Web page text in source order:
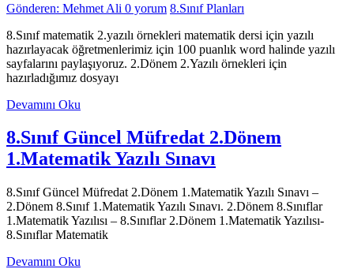
Gönderen: Mehmet Ali 0 yorum 8.Sınıf Planları
8.Sınıf matematik 2.yazılı örnekleri matematik dersi için yazılı
hazırlayacak öğretmenlerimiz için 100 puanlık word halinde yazılı
sayfalarını paylaşıyoruz. 2.Dönem 2.Yazılı örnekleri için
hazırladığımız dosyayı
Devamını Oku
8.Sınıf Güncel Müfredat 2.Dönem
1.Matematik Yazılı Sınavı
8.Sınıf Güncel Müfredat 2.Dönem 1.Matematik Yazılı Sınavı –
2.Dönem 8.Sınıf 1.Matematik Yazılı Sınavı. 2.Dönem 8.Sınıflar
1.Matematik Yazılısı – 8.Sınıflar 2.Dönem 1.Matematik Yazılısı-
8.Sınıflar Matematik
Devamını Oku